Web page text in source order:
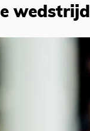
wedstrijd